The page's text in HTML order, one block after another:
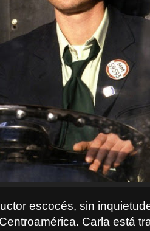
escocés, sin
Carla está